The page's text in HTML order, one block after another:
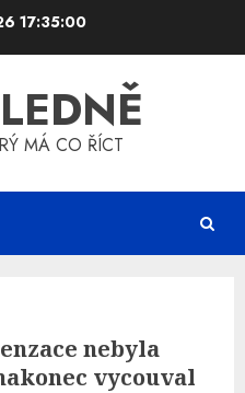
17:35:01
MÁ CO ŘÍCT
nebyla
vycouval